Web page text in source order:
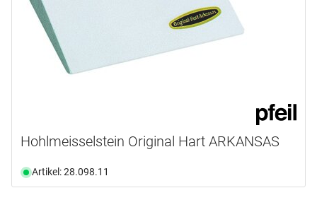
Hohlmeisselstein Original Hart ARKANSAS
Artikel: 28.098.11